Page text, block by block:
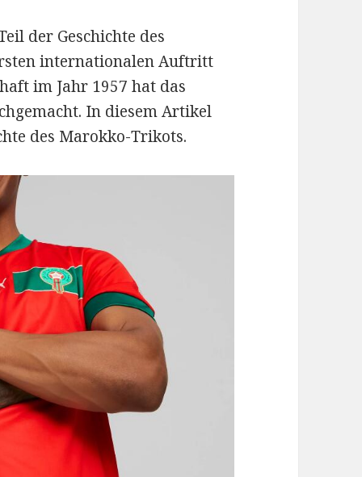
der Geschichte des
internationalen Auftritt
im Jahr 1957 hat das
In diesem Artikel
des Marokko-Trikots.